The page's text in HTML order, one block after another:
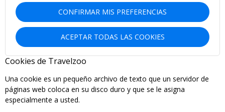
CONFIRMAR MIS PREFERENCIAS
ACEPTAR TODAS LAS COOKIES
Cookies de Travelzoo
Una cookie es un pequeño archivo de texto que un servidor de
páginas web coloca en su disco duro y que se le asigna
especialmente a usted.